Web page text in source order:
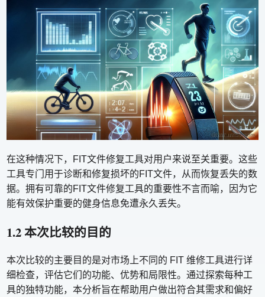
在这种情况下，FIT文件修复工具对用户来说至关重要。这些
工具专门用于诊断和修复损坏的FIT文件，从而恢复丢失的数
据。拥有可靠的FIT文件修复工具的重要性不言而喻，因为它
能有效保护重要的健身信息免遭永久丢失。
1.2 本次比较的目的
本次比较的主要目的是对市场上不同的 FIT 维修工具进行详
细检查，评估它们的功能、优势和局限性。通过探索每种工
具的独特功能，本分析旨在帮助用户做出符合其需求和偏好